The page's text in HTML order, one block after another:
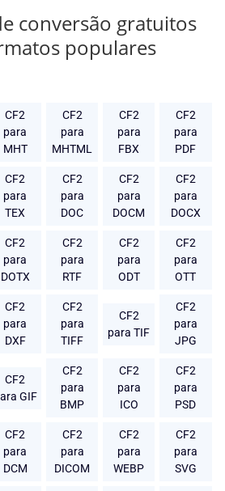
conversão gratuitos
populares
CF2
para
MHT
CF2
para
MHTML
CF2
para
FBX
CF2
para
PDF
CF2
para
TEX
CF2
para
DOC
CF2
para
DOCM
CF2
para
DOCX
CF2
para
DOTX
CF2
para
RTF
CF2
para
ODT
CF2
para
OTT
CF2
para
DXF
CF2
para
TIFF
CF2
para TIF
CF2
para
JPG
CF2
GIF
CF2
para
BMP
CF2
para
ICO
CF2
para
PSD
CF2
para
DCM
CF2
para
DICOM
CF2
para
WEBP
CF2
para
SVG